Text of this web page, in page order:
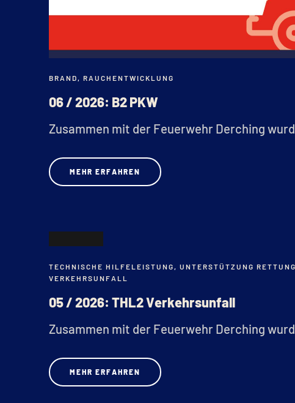
BRAND , RAUCHENTWICKLUNG
06 / 2026: B2 PKW
Zusammen mit der Feuerwehr Derching
MEHR ERFAHREN
12
TECHNISCHE HILFELEISTUNG UNTERSTÜTZUNG
VERKEHRSUNFALL
05 / 2026: THL2 Verkehrsunfall
Zusammen mit der Feuerwehr Derching
MEHR ERFAHREN